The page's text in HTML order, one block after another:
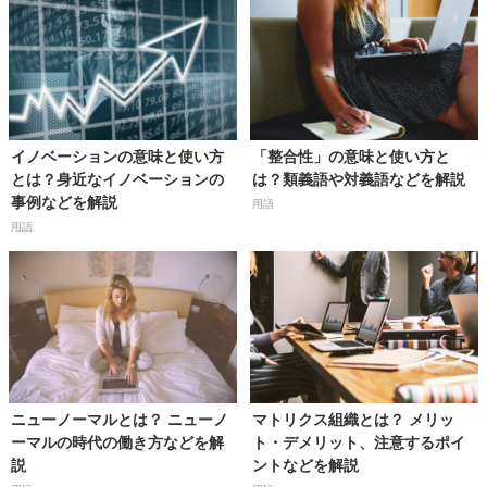
イノベーションの意味と使い方
とは？身近なイノベーションの
事例などを解説
用語
「整合性」の意味と使い方と
は？類義語や対義語などを解説
用語
ニューノーマルとは？ ニューノ
ーマルの時代の働き方などを解
説
マトリクス組織とは？ メリッ
ト・デメリット、注意するポイ
ントなどを解説